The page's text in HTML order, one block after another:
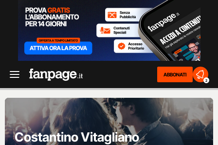
ABBONATI
2
Costantino Vitagliano